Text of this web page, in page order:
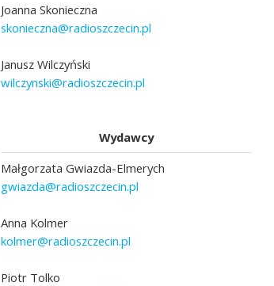
Joanna Skonieczna
skonieczna@radioszczecin.pl
Janusz Wilczyński
wilczynski@radioszczecin.pl
Wydawcy
Małgorzata Gwiazda-Elmerych
gwiazda@radioszczecin.pl
Anna Kolmer
kolmer@radioszczecin.pl
Piotr Tolko